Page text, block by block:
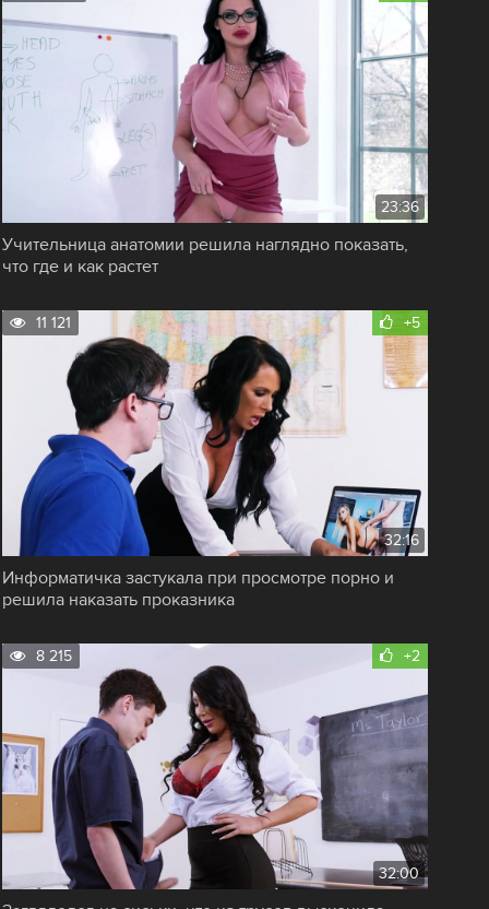
23:36
Учительница анатомии решила наглядно показать,
что где и как растет
+5
11 121
32:16
Информатичка застукала при просмотре порно и
решила наказать проказника
+2
8 215
32:00